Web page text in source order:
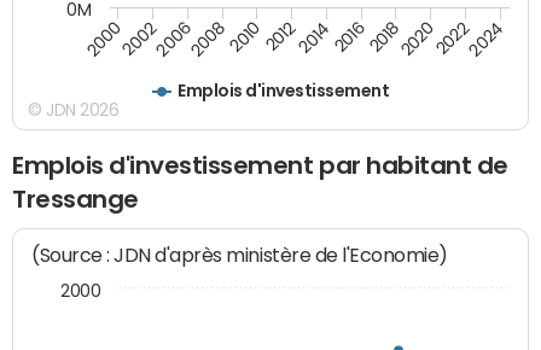
Emplois d'investissement
20002002200620082010 2012201420162018202020222024
0M
© JDN 2026
Emplois d'investissement par habitant de
Tressange
(Source : JDN d'après ministère de l'Economie)
2000